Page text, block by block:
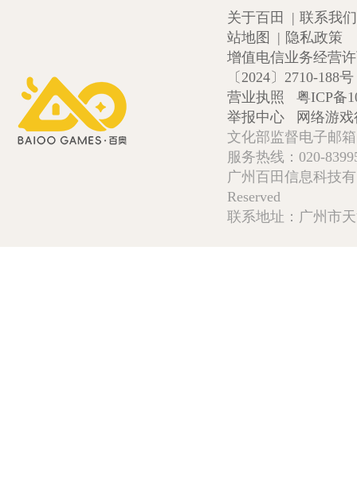
关于百田 | 联系我们
站地图
| 隐私政策
增值电信业务经营
〔2024〕2710-188号
营业执照
粤ICP备
举报中心
网络游
文化部监督电子邮
服务热线：020-
广州百田信息科技
Reserved
联系地址：广州市